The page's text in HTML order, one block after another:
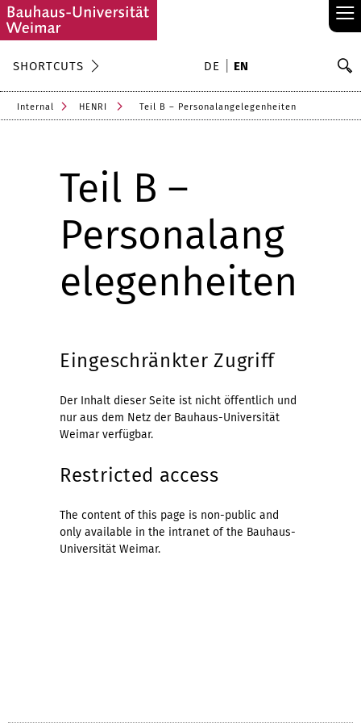
≡
SHORTCUTS DE EN
Internal HENRI Teil B – Personalangelegenheiten
Teil B –
Personalang
elegenheiten
Eingeschränkter Zugriff
Der Inhalt dieser Seite ist nicht öffentlich und
nur aus dem Netz der Bauhaus-Universität
Weimar verfügbar.
Restricted access
The content of this page is non-public and
only available in the intranet of the Bauhaus-
Universität Weimar.